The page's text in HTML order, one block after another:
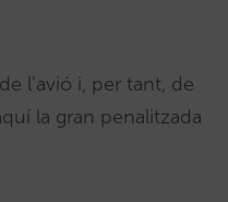
l’avió i, per tant, de
la gran penalitzada